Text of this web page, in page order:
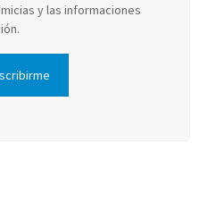
y las informaciones